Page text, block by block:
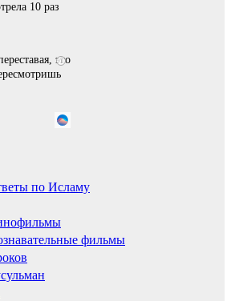
10 раз
i
это
i
Омска: вы
долго
по Исламу
фильмы